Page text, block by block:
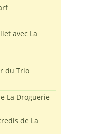
avec La
du Trio
La Droguerie
de La